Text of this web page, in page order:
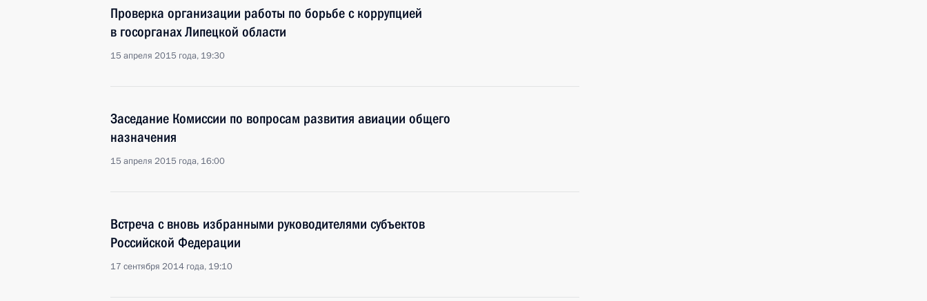
Проверка организации работы по борьбе с коррупцией
в госорганах Липецкой области
15 апреля 2015 года, 19:30
Заседание Комиссии по вопросам развития авиации общего
назначения
15 апреля 2015 года, 16:00
Встреча с вновь избранными руководителями субъектов
Российской Федерации
17 сентября 2014 года, 19:10